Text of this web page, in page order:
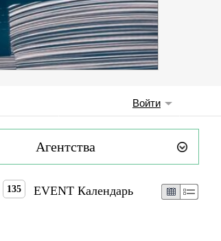
Войти
Агентства
135 EVENT Календарь